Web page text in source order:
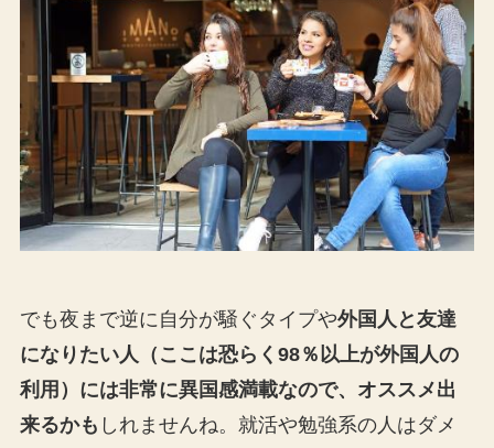
でも夜まで逆に自分が騒ぐタイプや外国人と友達
になりたい人（ここは恐らく98％以上が外国人の
利用）には非常に異国感満載なので、オススメ出
来るかも しれませんね。就活や勉強系の人はダメ